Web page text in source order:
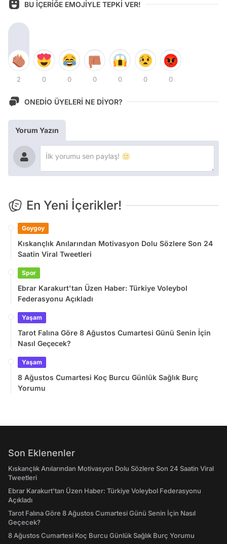
BU İÇERİĞE EMOJİYLE TEPKİ VER!
2 0 0 0 0 0 0
ONEDİO ÜYELERİ NE DİYOR?
Yorum Yazın
En Yeni İçerikler!
Goygoy
Kıskançlık Anılarından Motivasyon Dolu Sözlere Son 24
Saatin Viral Tweetleri
Spor
Ebrar Karakurt'tan Üzen Haber: Türkiye Voleybol
Federasyonu Açıkladı
Yaşam
Tarot Falına Göre 8 Ağustos Cumartesi Günü Senin İçin
Nasıl Geçecek?
Yaşam
8 Ağustos Cumartesi Koç Burcu Günlük Sağlık Burç
Yorumu
Son Eklenenler
Kıskançlık Anılarından Motivasyon Dolu Sözlere Son 24 Saatin Viral
Tweetleri
Ebrar Karakurt'tan Üzen Haber: Türkiye Voleybol Federasyonu
Açıkladı
Tarot Falına Göre 8 Ağustos Cumartesi Günü Senin İçin Nasıl
Geçecek?
8 Ağustos Cumartesi Koç Burcu Günlük Sağlık Burç Yorumu